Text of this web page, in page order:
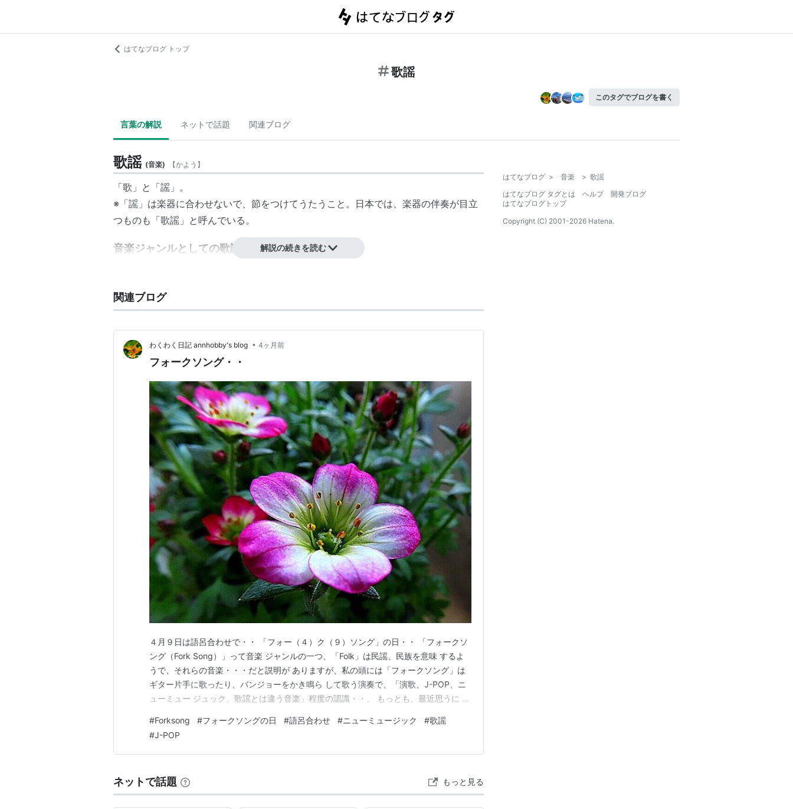
はてなブログ トップ
歌謡
このタグでブログを書く
言葉の解説 ネットで話題 関連ブログ
歌謡 (音楽) 【かよう 】
「歌」と「謡」。
※「謡」は楽器に合わせないで、節をつけてうたうこと。日本では、楽器の伴奏が目立
つものも「歌謡」と呼んでいる。
音楽ジャンルとしての歌謡
昭和以前からある「流行り歌（はやりうた）」
国民歌謡、戦時歌謡、ムード歌謡、リズム歌謡
などの韻文形式の作品。「朗読する詩歌」に対して「謡う詩歌」を指す言葉であ
る。民間で歌謡は多く文字として記録されない口頭文学として常に存在した。
関連用語
謡俗、謡詠、謡吟、謡言、歌謳、 歌詠、歌楽、歌曲、歌劇、歌舞伎
解説の続きを読む
関連ブログ
わくわく日記 annhobby's blog • 4ヶ月前
フォークソング・・
４月９日は語呂合わせで・・ 「フォー（４）ク（９）ソング」の日・・ 「フォークソ
ング（Fork Song）」って音楽 ジャンルの一つ、「Folk」は民謡、民族を意味 するよ
うで、それらの音楽・・・だと説明が ありますが、私の頭には「フォークソング」は
ギター片手に歌ったり、バンジョーをかき鳴ら して歌う演奏で、「演歌、J-POP、ニ
ューミュー ジュック、歌謡とは違う音楽」程度の認識・・。 もっとも、最近思うに フ
も「ニューミュージック」はおかしいですネ。 でも「歌は世につれ、世は歌につ
れ・・」 時代と共に変わってい…
#Forksong #フォークソングの日 #語呂合わせ #ニューミュージック #歌謡
#J-POP
ネットで話題 もっと見る
はてなブログ > 音楽 > 歌謡
はてなブログ タグとは
ヘルプ
開発ブログ
はてなブログトップ
Copyright (C) 2001-2026 Hatena.